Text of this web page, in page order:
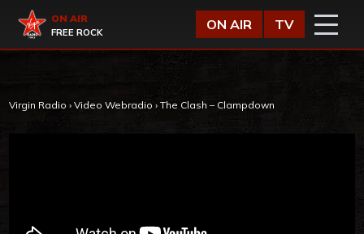
Virgin Radio
ON AIR
FREE ROCK
ON AIR TV
Virgin Radio › Video Webradio › The Clash – Clampdown